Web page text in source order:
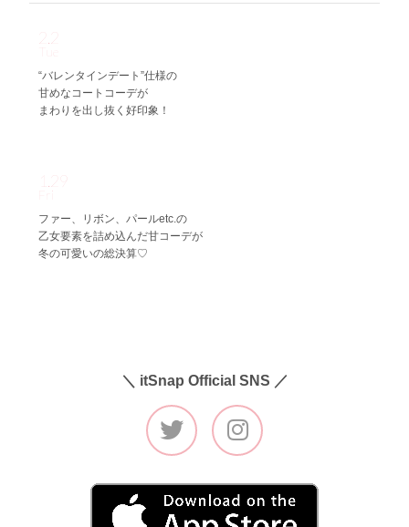
“バレンタインデート”仕様の
甘めなコートコーデが
まわりを出し抜く好印象！
Fri
ファー、リボン、パールetc.の
乙女要素を詰め込んだ甘コーデが
冬の可愛いの総決算♡
＼ itSnap Official SNS ／